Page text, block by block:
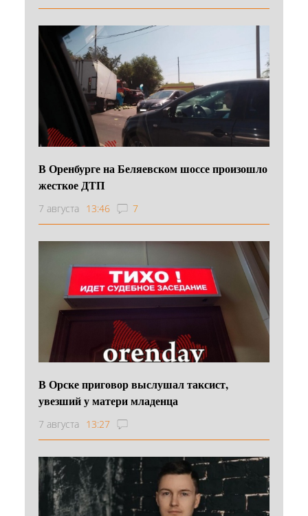
В Оренбурге на Беляевском шоссе произошло
жесткое ДТП
7 августа 13:46 7
В Орске приговор выслушал таксист,
увезший у матери младенца
7 августа 13:27